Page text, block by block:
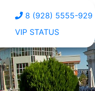
8 (928) 5555-929
VIP STATUS